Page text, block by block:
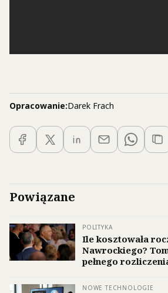
Opracowanie:Darek Frach
Powiązane
POLITYKA
Ile kosztowała
Nawrockiego?
pełnego
NOWE TECHNOLOGIE